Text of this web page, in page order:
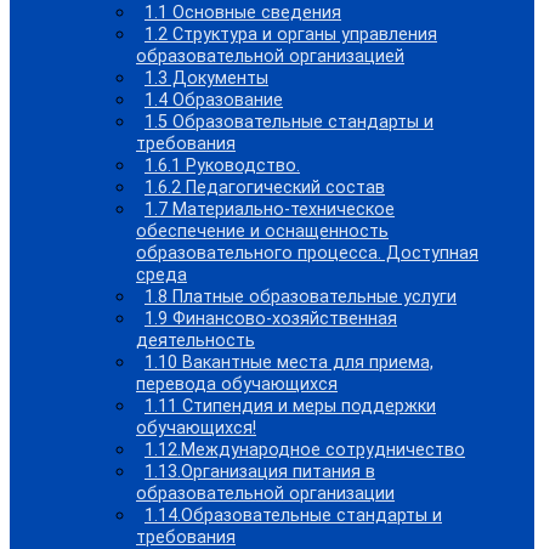
1.1 Основные сведения
1.2 Структура и органы управления
образовательной организацией
1.3 Документы
1.4 Образование
1.5 Образовательные стандарты и
требования
1.6.1 Руководство.
1.6.2 Педагогический состав
1.7 Материально-техническое
обеспечение и оснащенность
образовательного процесса. Доступная
среда
1.8 Платные образовательные услуги
1.9 Финансово-хозяйственная
деятельность
1.10 Вакантные места для приема,
перевода обучающихся
1.11 Стипендия и меры поддержки
обучающихся!
1.12.Международное сотрудничество
1.13.Организация питания в
образовательной организации
1.14.Образовательные стандарты и
требования